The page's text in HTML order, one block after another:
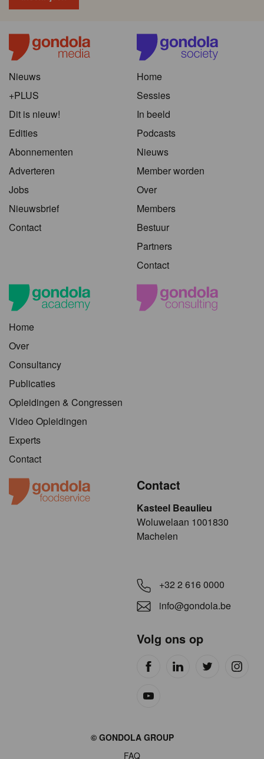
Nieuws
+PLUS
Dit is nieuw!
Edities
Abonnementen
Adverteren
Jobs
Nieuwsbrief
Contact
Home
Sessies
In beeld
Podcasts
Nieuws
Member worden
Over
Members
Bestuur
Partners
Contact
Home
Over
Consultancy
Publicaties
Opleidingen & Congressen
Video Opleidingen
Experts
Contact
Contact
Kasteel Beaulieu
​​​Woluwelaan 1001830
Machelen
+32 2 616 0000
info@gondola.be
Volg ons op
© GONDOLA GROUP
FAQ